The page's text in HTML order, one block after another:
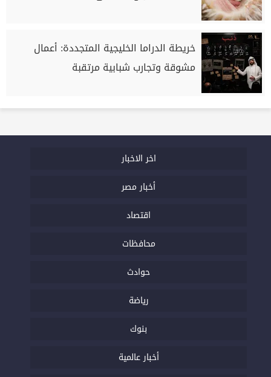
خريطة الدراما الخليجية المتجددة: أعمال
مشوقة وتجارب شبابية مرتقبة
اخر الاخبار
أخبار مصر
اقتصاد
محافظات
حوادث
رياضة
بنوك
أخبار عالمية